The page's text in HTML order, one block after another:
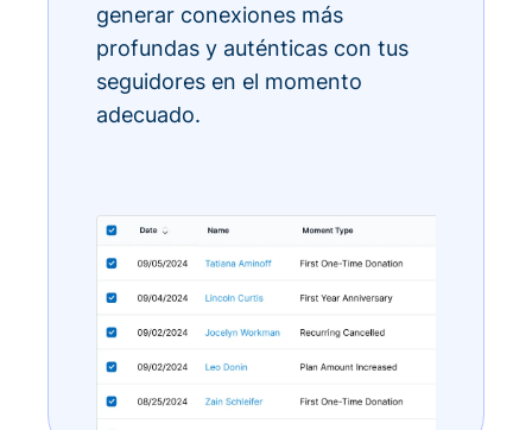
generar conexiones más
profundas y auténticas con tus
seguidores en el momento
adecuado.